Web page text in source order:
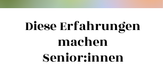
Diese Erfahrungen
machen
Senior:innen